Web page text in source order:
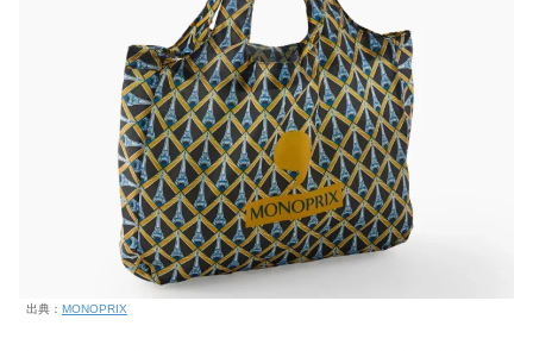
出典： MONOPRIX